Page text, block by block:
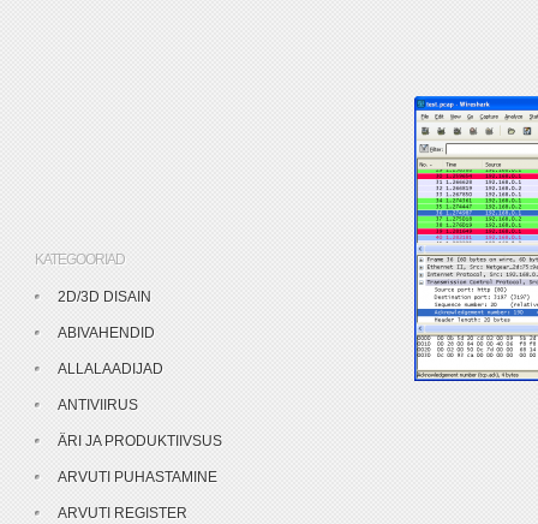
KATEGOORIAD
2D/3D DISAIN
ABIVAHENDID
ALLALAADIJAD
ANTIVIIRUS
ÄRI JA PRODUKTIIVSUS
ARVUTI PUHASTAMINE
ARVUTI REGISTER